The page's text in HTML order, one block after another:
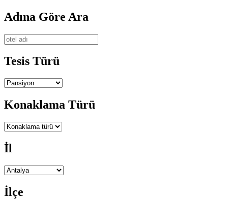
Adına Göre Ara
Tesis Türü
Konaklama Türü
İl
İlçe